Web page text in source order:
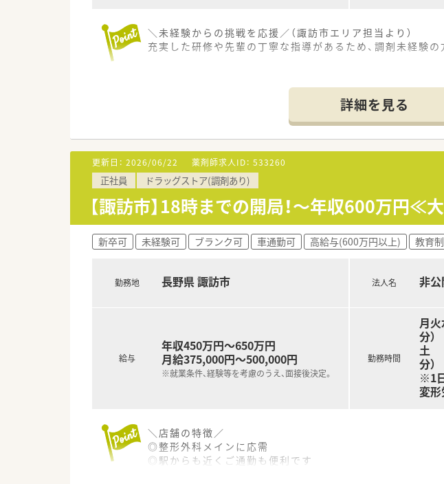
＼未経験からの挑戦を応援／（諏訪市エリア担当より）
充実した研修や先輩の丁寧な指導があるため、調剤未経験
■上諏訪駅から車で7分ほどの場所に位置し、車通勤も可能
■近隣のクリニックから、外科や乳腺外科、内分泌外科の
■調剤事務によるピッキング業務のサポートがあるため、
【想定される業務内容】
■処方箋に基づく調剤業務全般をお任せし、患者様一人ひ
■レセコンと薬歴が一体となった最新のシステムを導入し
■システム上に棚番が表示され、使用頻度の高い順に医薬品
【こんな方にオススメ】
■ワークライフバランスを重視しており、残業が少なくき
■専門的な処方を扱う店舗で経験を積み、薬剤師としての
■福利厚生や研修制度が充実している安定した大手グルー
詳細を見る
更新日： 2026/06/22 薬剤師求人ID： 533260
正社員 ドラッグストア(調剤あり)
【諏訪市】18時までの開局！～年収600万円
新卒可 未経験可 ブランク可 車通勤可 高給与(600万円以上) 教育
勤務地 長野県 諏訪市
給与
年収450万円～650万円
月給375,000円～500,000円
※就業条件、経験等を考慮のうえ、面接後決定。
法人名 非公
勤務時間
月
分）
土
分）
※1
変形
＼店舗の特徴／
◎整形外科メインに応需
◎駅からも近くご通勤も便利です